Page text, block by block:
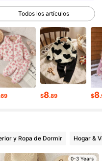
Todos los artículos
$8.89 $8
y Ropa de Dormir Hogar &
0-3 Years